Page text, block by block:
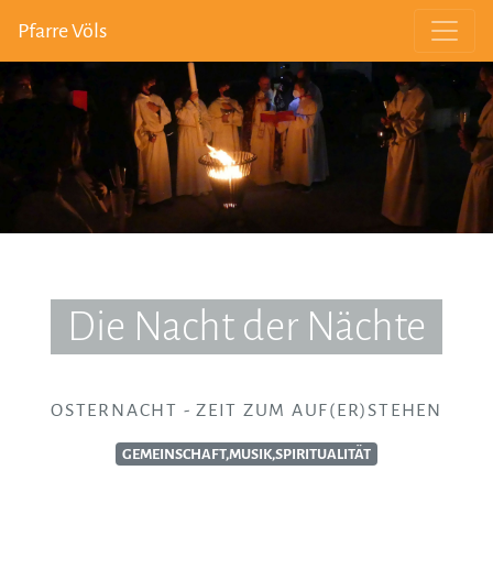
Pfarre Völs
Die Nacht der Nächte
OSTERNACHT - ZEIT ZUM AUF(ER)STEHEN
GEMEINSCHAFT,MUSIK,SPIRITUALITÄT